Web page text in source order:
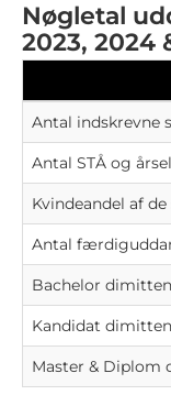
Nøgletal
2023, 2024
Antal indskrevne
Antal STÅ og
Kvindeandel af
Antal
Bachelor
Kandidat
Master & Diplom